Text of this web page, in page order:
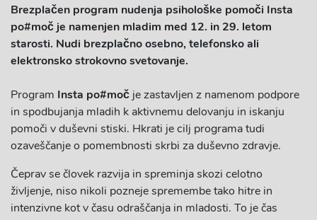
Brezplačen program nudenja psihološke pomoči Insta
po#moč je namenjen mladim med 12. in 29. letom
starosti. Nudi brezplačno osebno, telefonsko ali
elektronsko strokovno svetovanje.
Program Insta po#moč je zastavljen z namenom podpore
in spodbujanja mladih k aktivnemu delovanju in iskanju
pomoči v duševni stiski. Hkrati je cilj programa tudi
ozaveščanje o pomembnosti skrbi za duševno zdravje.
Čeprav se človek razvija in spreminja skozi celotno
življenje, niso nikoli pozneje spremembe tako hitre in
intenzivne kot v času odraščanja in mladosti. To je čas